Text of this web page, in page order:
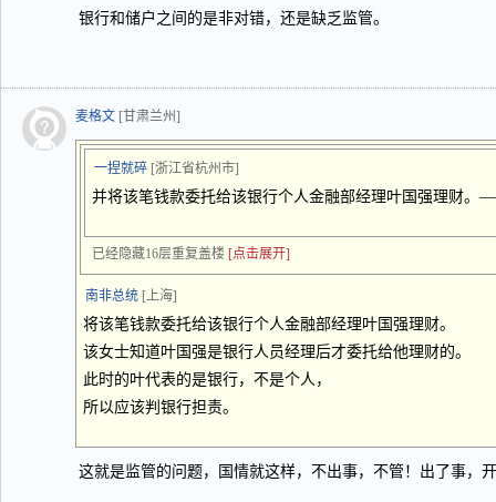
银行和储户之间的是非对错，还是缺乏监管。
麦格文 [甘肃兰州]
一捏就碎 [浙江省杭州市]
并将该笔钱款委托给该银行个人金融部经理叶国强理财。
已经隐藏16层重复盖楼 [点击展开]
南非总统 [上海]
将该笔钱款委托给该银行个人金融部经理叶国强理财。
该女士知道叶国强是银行人员经理后才委托给他理财的。
此时的叶代表的是银行，不是个人，
所以应该判银行担责。
这就是监管的问题，国情就这样，不出事，不管！出了事，